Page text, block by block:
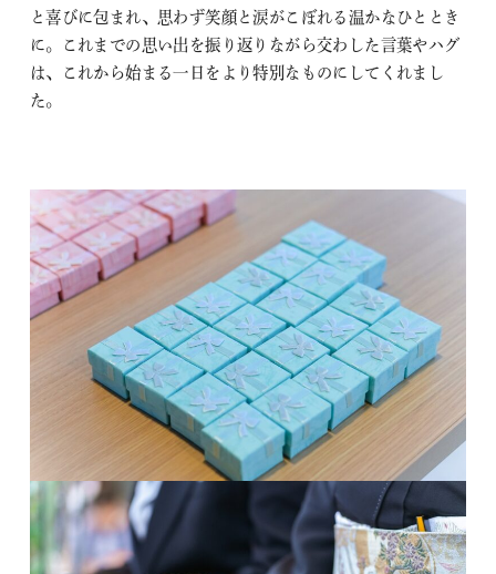
と喜びに包まれ、思わず笑顔と涙がこぼれる温かなひととき
に。これまでの思い出を振り返りながら交わした言葉やハグ
は、これから始まる一日をより特別なものにしてくれまし
た。